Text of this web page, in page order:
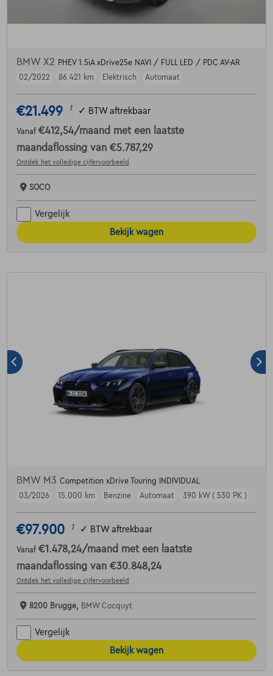
BMW X2 PHEV 1.5iA xDrive25e NAVI / FULL LED / PDC AV-AR
02/2022
86.421 km Elektrisch Automaat
€21.499 1 ✓ BTW aftrekbaar
Vanaf €412,54/maand met een laatste
maandaflossing van €5.787,29
Ontdek het volledige cijfervoorbeeld
SOCO
Vergelijk
Bekijk wagen
BMW M3 Competition xDrive Touring INDIVIDUAL
03/2026
15.000 km Benzine Automaat 390 kW ( 530 PK )
€97.900 1 ✓ BTW aftrekbaar
Vanaf €1.478,24/maand met een laatste
maandaflossing van €30.848,24
Ontdek het volledige cijfervoorbeeld
8200 Brugge, BMW Cocquyt
Vergelijk
Bekijk wagen